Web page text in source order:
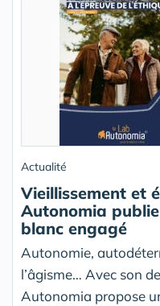
Actualité
Vieillissement et
Autonomia
blanc engagé
Autonomie,
l’âgisme… Avec son
Autonomia propose